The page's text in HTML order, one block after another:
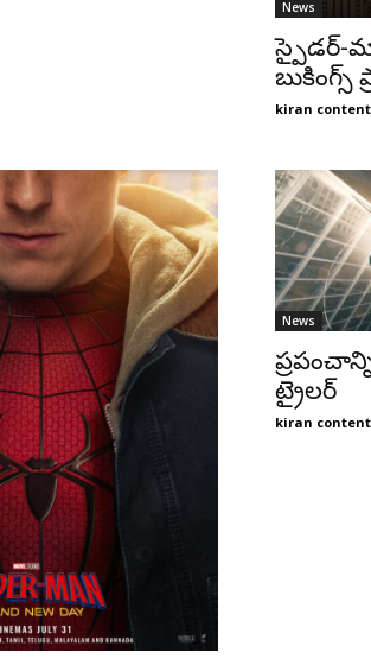
News
స్పైడర్-
బుకింగ్స్
kiran content
News
ట్రైలర్
kiran content